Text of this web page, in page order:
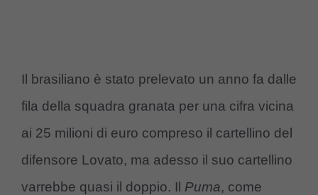
Il brasiliano è stato prelevato un anno fa dalle
fila della squadra granata per una cifra vicina
ai 25 milioni di euro compreso il cartellino del
difensore Lovato, ma adesso il suo cartellino
varrebbe quasi il doppio. Il Puma, come